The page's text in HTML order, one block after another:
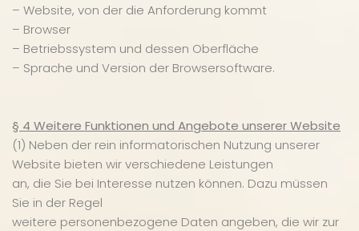
– Website, von der die Anforderung kommt
– Browser
– Betriebssystem und dessen Oberfläche
– Sprache und Version der Browsersoftware.
§ 4 Weitere Funktionen und Angebote unserer Website
(1) Neben der rein informatorischen Nutzung unserer
Website bieten wir verschiedene Leistungen
an, die Sie bei Interesse nutzen können. Dazu müssen
Sie in der Regel
weitere personenbezogene Daten angeben, die wir zur